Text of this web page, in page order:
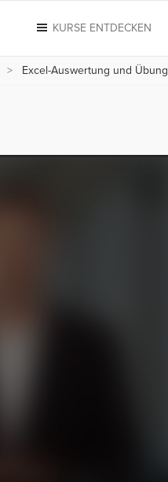
KURSE ENTDECKEN
Excel-Auswertung und Übung